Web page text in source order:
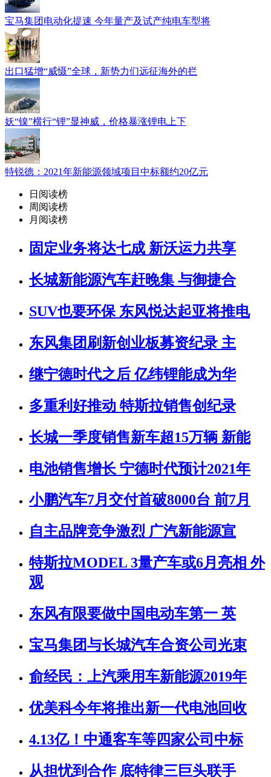
宝马集团电动化提速 今年量产及试产纯电车型将
出口猛增“威慑”全球，新势力们远征海外的拦
妖“镍”横行“锂”显神威，价格暴涨锂电上下
特锐德：2021年新能源领域项目中标额约20亿元
日阅读榜
周阅读榜
月阅读榜
固定业务将达七成 新沃运力共享
长城新能源汽车赶晚集 与御捷合
SUV也要环保 东风悦达起亚将推电
东风集团刷新创业板募资纪录 主
继宁德时代之后 亿纬锂能成为华
多重利好推动 特斯拉销售创纪录
长城一季度销售新车超15万辆 新能
电池销售增长 宁德时代预计2021年
小鹏汽车7月交付首破8000台 前7月
自主品牌竞争激烈 广汽新能源宣
特斯拉MODEL 3量产车或6月亮相 外
观
东风有限要做中国电动车第一 英
宝马集团与长城汽车合资公司光束
俞经民：上汽乘用车新能源2019年
优美科今年将推出新一代电池回收
4.13亿！中通客车等四家公司中标
从担忧到合作 底特律三巨头联手